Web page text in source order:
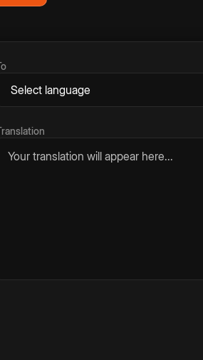
Your translation will appear here...